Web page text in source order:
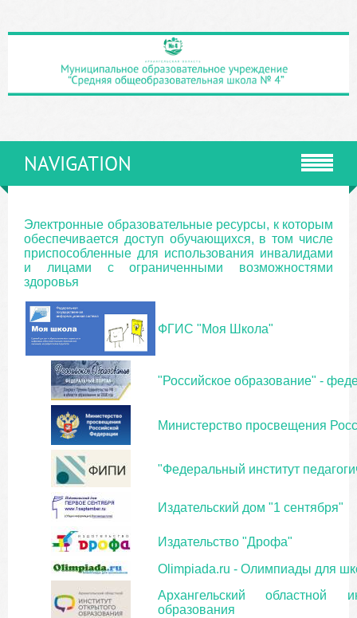
NAVIGATION
Электронные образовательные ресурсы, к которым
обеспечивается доступ обучающихся, в том числе
приспособленные для использования инвалидами
и лицами с ограниченными возможностями
здоровья
ФГИС "Моя Школа"
"Российское образование" -
Министерство просвещения
"Федеральный институт
Издательский дом "1 сентября"
Издательство "Дрофа"
Olimpiada.ru - Олимпиады для
Архангельский областной
образования